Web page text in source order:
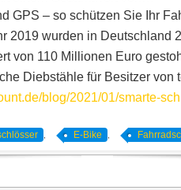
GPS – so schützen Sie Ihr
2019 wurden in Deutschland
von 110 Millionen Euro
Diebstähle für Besitzer
blog/2021/01/smarte-
, E-Bike ,